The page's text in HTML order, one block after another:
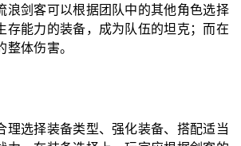
剑客可以根据团队中的其他角色选择
能力的装备，成为队伍的坦克；而在
体伤害。
选择装备类型、强化装备、搭配适当